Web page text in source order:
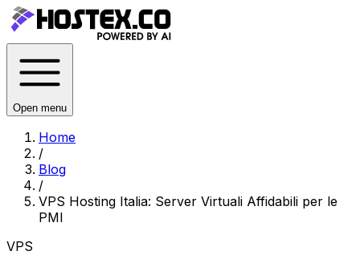
Open menu
Home
/
Blog
/
VPS Hosting Italia: Server Virtuali Affidabili per le
PMI
VPS